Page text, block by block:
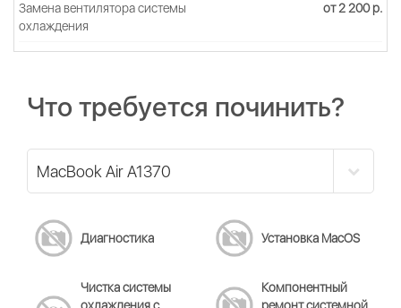
Замена вентилятора системы
охлаждения
от 2 200 р.
Что требуется починить?
Диагностика Установка MacOS
Чистка системы
Компонентный